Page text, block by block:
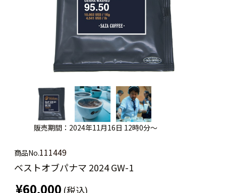
販売期間：2024年11月16日 12時0分～
商品No.111449
ベストオブパナマ 2024 GW-1
¥60,000 (税込)